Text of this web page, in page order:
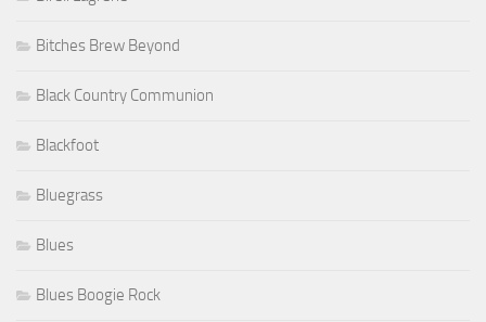
Bitches Brew Beyond
Black Country Communion
Blackfoot
Bluegrass
Blues
Blues Boogie Rock